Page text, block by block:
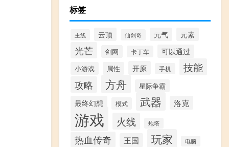
标签
主线 云顶 仙剑奇 元气 元素
光芒 剑网 卡丁车 可以通过
小游戏 属性 开原 手机 技能
攻略 方舟 星际争霸
最终幻想 模式 武器 洛克
游戏 火线 炮塔
热血传奇 王国 玩家 电脑